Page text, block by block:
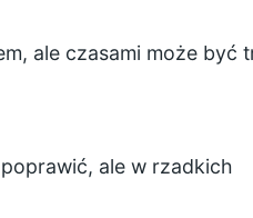
ale czasami może być
ale w rzadkich